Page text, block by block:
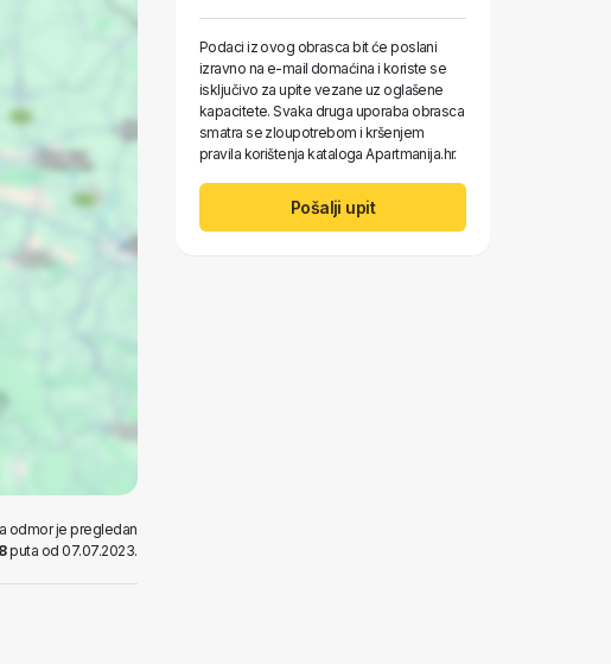
odmor je pregledan
puta od 07.07.2023.
Podaci iz ovog obrasca bit će poslani
izravno na e-mail domaćina i koriste se
isključivo za upite vezane uz oglašene
kapacitete. Svaka druga uporaba obrasca
smatra se zloupotrebom i kršenjem
pravila korištenja kataloga Apartmanija.hr.
Pošalji upit